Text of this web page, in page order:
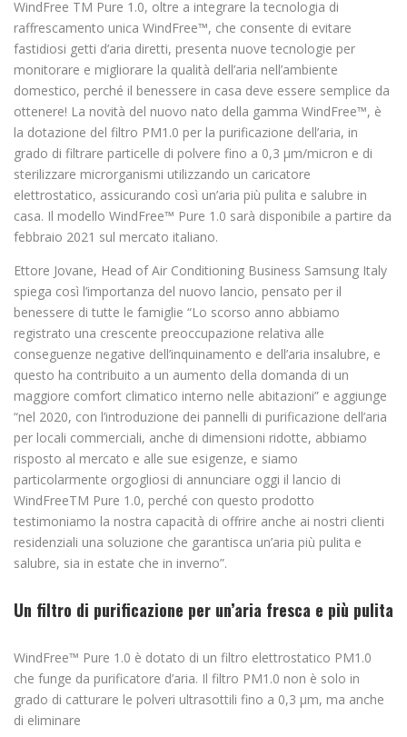
WindFree TM Pure 1.0, oltre a integrare la tecnologia di
raffrescamento unica WindFree™, che consente di evitare
fastidiosi getti d’aria diretti, presenta nuove tecnologie per
monitorare e migliorare la qualità dell’aria nell’ambiente
domestico, perché il benessere in casa deve essere semplice da
ottenere! La novità del nuovo nato della gamma WindFree™, è
la dotazione del filtro PM1.0 per la purificazione dell’aria, in
grado di filtrare particelle di polvere fino a 0,3 μm/micron e di
sterilizzare microrganismi utilizzando un caricatore
elettrostatico, assicurando così un’aria più pulita e salubre in
casa. Il modello WindFree™ Pure 1.0 sarà disponibile a partire da
febbraio 2021 sul mercato italiano.
Ettore Jovane, Head of Air Conditioning Business Samsung Italy
spiega così l’importanza del nuovo lancio, pensato per il
benessere di tutte le famiglie “Lo scorso anno abbiamo
registrato una crescente preoccupazione relativa alle
conseguenze negative dell’inquinamento e dell’aria insalubre, e
questo ha contribuito a un aumento della domanda di un
maggiore comfort climatico interno nelle abitazioni” e aggiunge
“nel 2020, con l’introduzione dei pannelli di purificazione dell’aria
per locali commerciali, anche di dimensioni ridotte, abbiamo
risposto al mercato e alle sue esigenze, e siamo
particolarmente orgogliosi di annunciare oggi il lancio di
WindFreeTM Pure 1.0, perché con questo prodotto
testimoniamo la nostra capacità di offrire anche ai nostri clienti
residenziali una soluzione che garantisca un’aria più pulita e
salubre, sia in estate che in inverno”.
Un filtro di purificazione per un’aria fresca e più pulita
WindFree™ Pure 1.0 è dotato di un filtro elettrostatico PM1.0
che funge da purificatore d’aria. Il filtro PM1.0 non è solo in
grado di catturare le polveri ultrasottili fino a 0,3 μm, ma anche
di eliminare